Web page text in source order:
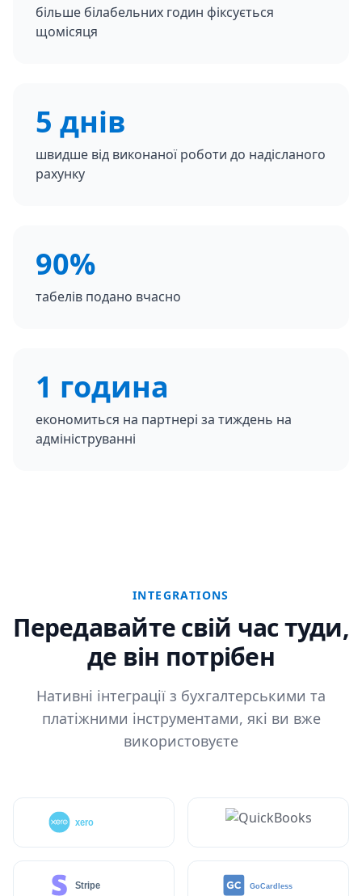
більше білабельних годин фіксується
щомісяця
5 днів
швидше від виконаної роботи до надісланого
рахунку
90%
табелів подано вчасно
1 година
економиться на партнері за тиждень на
адмініструванні
INTEGRATIONS
Передавайте свій час туди,
де він потрібен
Нативні інтеграції з бухгалтерськими та
платіжними інструментами, які ви вже
використовуєте